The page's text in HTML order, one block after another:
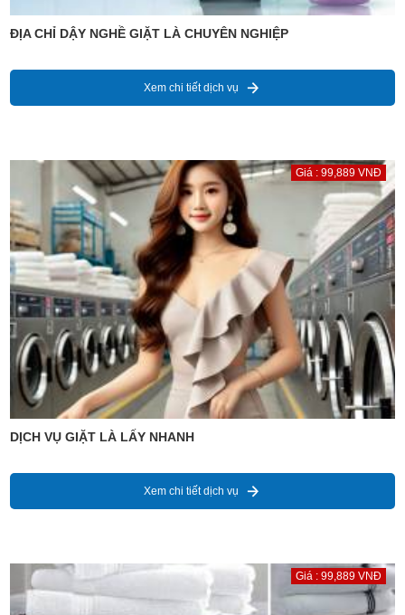
ĐỊA CHỈ DẬY NGHỀ GIẶT LÀ CHUYÊN NGHIỆP
Xem chi tiết dịch vụ
Giá : 99,889 VNĐ
DỊCH VỤ GIẶT LÀ LẤY NHANH
Xem chi tiết dịch vụ
Giá : 99,889 VNĐ